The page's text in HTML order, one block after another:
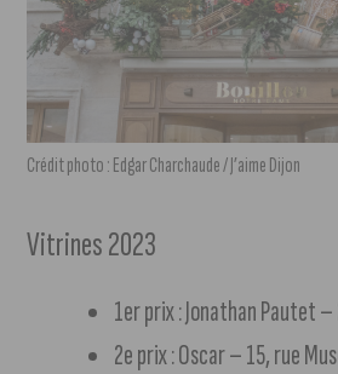
Crédit photo : Edgar Charchaude / J’aime Dijon
Vitrines 2023
1er prix : Jonathan Pautet
2e prix : Oscar – 15, rue